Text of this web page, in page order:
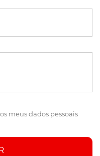
meus dados pessoais